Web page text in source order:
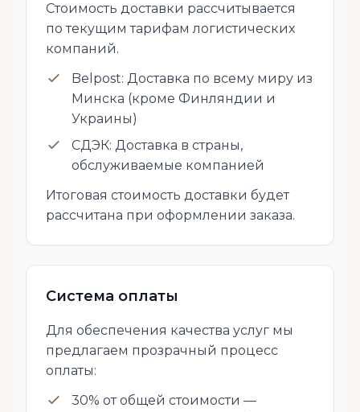
Стоимость доставки рассчитывается
по текущим тарифам логистических
компаний.
Belpost: Доставка по всему миру из
Минска (кроме Финляндии и
Украины)
СДЭК: Доставка в страны,
обслуживаемые компанией
Итоговая стоимость доставки будет
рассчитана при оформлении заказа.
Система оплаты
Для обеспечения качества услуг мы
предлагаем прозрачный процесс
оплаты:
30% от общей стоимости —